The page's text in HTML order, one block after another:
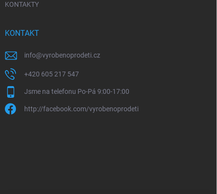
KONTAKTY
KONTAKT
info@vyrobenoprodeti.cz
+420 605 217 547
Jsme na telefonu Po-Pá 9:00-17:00
http://facebook.com/vyrobenoprodeti